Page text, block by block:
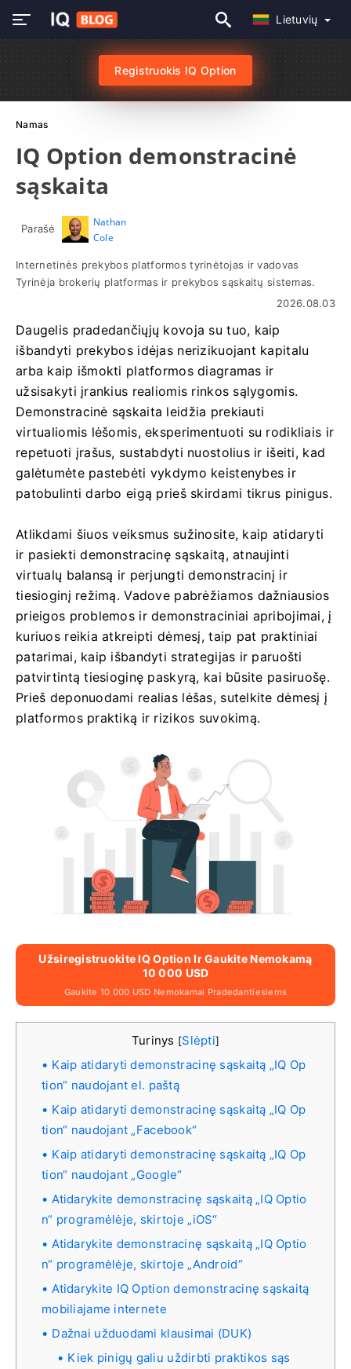
Lietuvių
Registruokis IQ Option
Namas
IQ Option demonstracinė
sąskaita
Parašė
Nathan
Cole
Internetinės prekybos platformos tyrinėtojas ir vadovas
Tyrinėja brokerių platformas ir prekybos sąskaitų sistemas.
2026.08.03
Daugelis pradedančiųjų kovoja su tuo, kaip
išbandyti prekybos idėjas nerizikuojant kapitalu
arba kaip išmokti platformos diagramas ir
užsisakyti įrankius realiomis rinkos sąlygomis.
Demonstracinė sąskaita leidžia prekiauti
virtualiomis lėšomis, eksperimentuoti su rodikliais ir
repetuoti įrašus, sustabdyti nuostolius ir išeiti, kad
galėtumėte pastebėti vykdymo keistenybes ir
patobulinti darbo eigą prieš skirdami tikrus pinigus.
Atlikdami šiuos veiksmus sužinosite, kaip atidaryti
ir pasiekti demonstracinę sąskaitą, atnaujinti
virtualų balansą ir perjungti demonstracinį ir
tiesioginį režimą. Vadove pabrėžiamos dažniausios
prieigos problemos ir demonstraciniai apribojimai, į
kuriuos reikia atkreipti dėmesį, taip pat praktiniai
patarimai, kaip išbandyti strategijas ir paruošti
patvirtintą tiesioginę paskyrą, kai būsite pasiruošę.
Prieš deponuodami realias lėšas, sutelkite dėmesį į
platformos praktiką ir rizikos suvokimą.
Užsiregistruokite IQ Option Ir Gaukite Nemokamą
10 000 USD
Gaukite 10 000 USD Nemokamai Pradedantiesiems
Turinys [Slėpti]
Kaip atidaryti demonstracinę sąskaitą „IQ Op
tion“ naudojant el. paštą
Kaip atidaryti demonstracinę sąskaitą „IQ Op
tion“ naudojant „Facebook“
Kaip atidaryti demonstracinę sąskaitą „IQ Op
tion“ naudojant „Google“
Atidarykite demonstracinę sąskaitą „IQ Optio
n“ programėlėje, skirtoje „iOS“
Atidarykite demonstracinę sąskaitą „IQ Optio
n“ programėlėje, skirtoje „Android“
Atidarykite IQ Option demonstracinę sąskaitą
mobiliajame internete
Dažnai užduodami klausimai (DUK)
Kiek pinigų galiu uždirbti praktikos sąs